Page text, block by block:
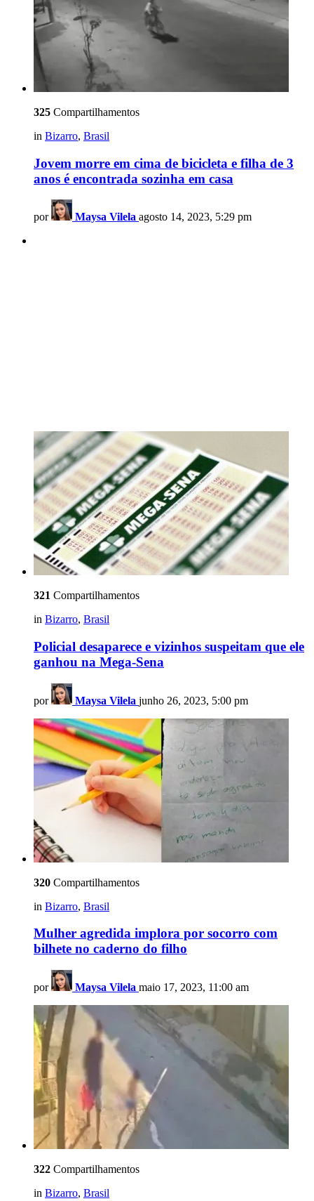
325 Compartilhamentos
in Bizarro, Brasil
Jovem morre em cima de bicicleta e filha de 3
anos é encontrada sozinha em casa
por Maysa Vilela agosto 14, 2023, 5:29 pm
321 Compartilhamentos
in Bizarro, Brasil
Policial desaparece e vizinhos suspeitam que ele
ganhou na Mega-Sena
por Maysa Vilela junho 26, 2023, 5:00 pm
320 Compartilhamentos
in Bizarro, Brasil
Mulher agredida implora por socorro com
bilhete no caderno do filho
por Maysa Vilela maio 17, 2023, 11:00 am
322 Compartilhamentos
in Bizarro, Brasil